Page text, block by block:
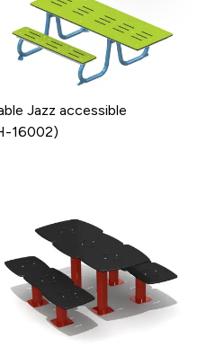
Jazz accessible
16002)